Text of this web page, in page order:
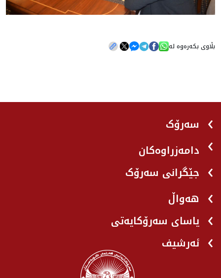
بڵاوی بکەرەوە لە
سەرۆک
دامەزراوەکان
جێگرانی سه‌رۆک
هه‌واڵ
یاسای سەرۆکایەتی
ئەرشیف